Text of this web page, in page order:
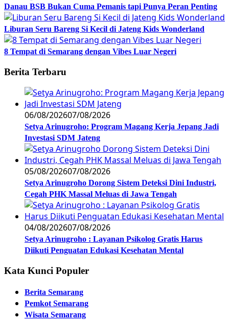
Danau BSB Bukan Cuma Pemanis tapi Punya Peran Penting
Liburan Seru Bareng Si Kecil di Jateng Kids Wonderland
8 Tempat di Semarang dengan Vibes Luar Negeri
Berita Terbaru
06/08/202607/08/2026
Setya Arinugroho: Program Magang Kerja Jepang Jadi
Investasi SDM Jateng
05/08/202607/08/2026
Setya Arinugroho Dorong Sistem Deteksi Dini Industri,
Cegah PHK Massal Meluas di Jawa Tengah
04/08/202607/08/2026
Setya Arinugroho : Layanan Psikolog Gratis Harus
Diikuti Penguatan Edukasi Kesehatan Mental
Kata Kunci Populer
Berita Semarang
Pemkot Semarang
Wisata Semarang